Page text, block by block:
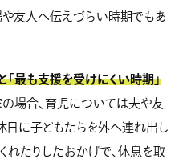
や友人へ伝えづらい時期でもあ
「最も支援を受けにくい時期」
場合、育児については夫や友
日に子どもたちを外へ連れ出し
れたりしたおかげで、休息を取